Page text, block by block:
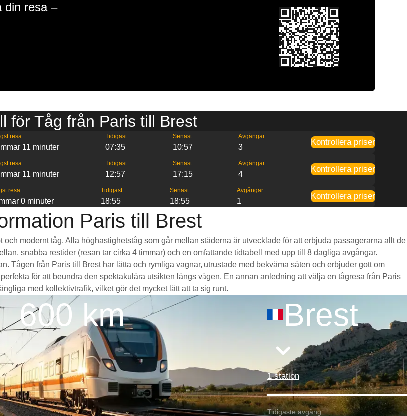
din resa –
för Tåg från Paris till Brest
resa
11 minuter
Tidigast
07:35
Senast
10:57
Avgångar
3
Kontrollera priser
resa
11 minuter
Tidigast
12:57
Senast
17:15
Avgångar
4
Kontrollera priser
resa
0 minuter
Tidigast
18:55
Senast
18:55
Avgångar
1
Kontrollera priser
Paris till Brest
modernt tåg. Alla höghastighetståg som går mellan städerna är utvecklade för att erbjuda passagerarna allt de
snabba restider (resan tar cirka 4 timmar) och en omfattande tidtabell med upp till 8 dagliga avgångar.
Tågen från Paris till Brest har lätta och rymliga vagnar, utrustade med bekväma säten och erbjuder gott om
för att beundra den spektakulära utsikten längs vägen. En annan anledning att välja en tågresa från Paris
med kollektivtrafik, vilket gör det mycket lätt att ta sig runt.
600 km Brest
1 station
Tidigaste avgång: